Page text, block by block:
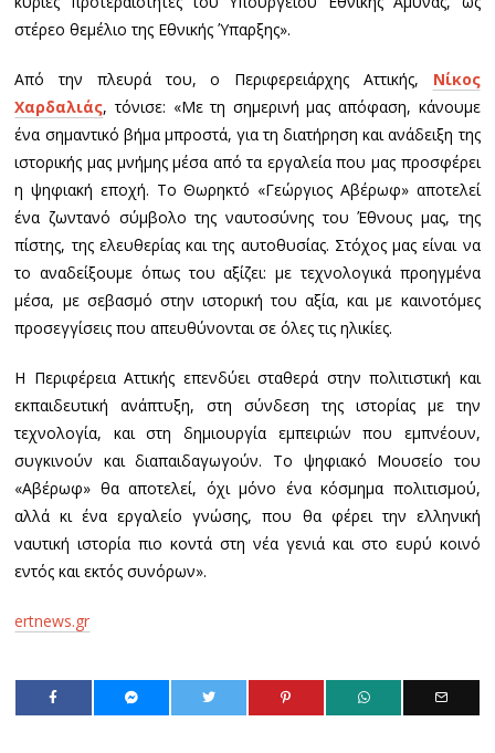
στέρεο θεμέλιο της Εθνικής Ύπαρξης».
Από την πλευρά του, ο Περιφερειάρχης Αττικής, Νίκος
Χαρδαλιάς, τόνισε: «Με τη σημερινή μας απόφαση, κάνουμε
ένα σημαντικό βήμα μπροστά, για τη διατήρηση και ανάδειξη της
ιστορικής μας μνήμης μέσα από τα εργαλεία που μας προσφέρει
η ψηφιακή εποχή. Το Θωρηκτό «Γεώργιος Αβέρωφ» αποτελεί
ένα ζωντανό σύμβολο της ναυτοσύνης του Έθνους μας, της
πίστης, της ελευθερίας και της αυτοθυσίας. Στόχος μας είναι να
το αναδείξουμε όπως του αξίζει: με τεχνολογικά προηγμένα
μέσα, με σεβασμό στην ιστορική του αξία, και με καινοτόμες
προσεγγίσεις που απευθύνονται σε όλες τις ηλικίες.
Η Περιφέρεια Αττικής επενδύει σταθερά στην πολιτιστική και
εκπαιδευτική ανάπτυξη, στη σύνδεση της ιστορίας με την
τεχνολογία, και στη δημιουργία εμπειριών που εμπνέουν,
συγκινούν και διαπαιδαγωγούν. Το ψηφιακό Μουσείο του
«Αβέρωφ» θα αποτελεί, όχι μόνο ένα κόσμημα πολιτισμού,
αλλά κι ένα εργαλείο γνώσης, που θα φέρει την ελληνική
ναυτική ιστορία πιο κοντά στη νέα γενιά και στο ευρύ κοινό
εντός και εκτός συνόρων».
ertnews.gr